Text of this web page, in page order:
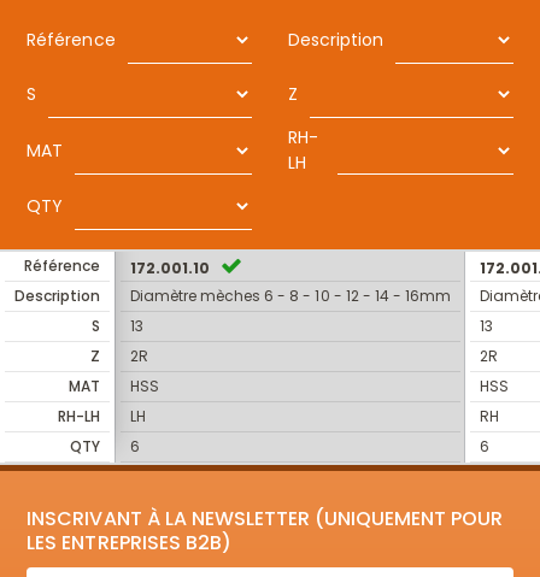
Référence Description
S Z
MAT
RH-
LH
QTY
Référence
Description
S
Z
MAT
RH-LH
QTY
172.001.10
Diamètre mèches 6 - 8 - 10 - 12 - 14 - 16mm
13
2R
HSS
LH
6
13
2R
HSS
RH
6
INSCRIVANT À LA NEWSLETTER (UNIQUEMENT POUR
LES ENTREPRISES B2B)